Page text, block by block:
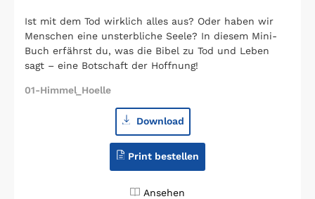
Ist mit dem Tod wirklich alles aus? Oder haben wir
Menschen eine unsterbliche Seele? In diesem Mini-
Buch erfährst du, was die Bibel zu Tod und Leben
sagt – eine Botschaft der Hoffnung!
01-Himmel_Hoelle
Download
Print bestellen
Ansehen